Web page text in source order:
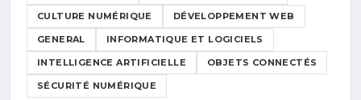
CULTURE NUMÉRIQUE DÉVELOPPEMENT WEB
GENERAL INFORMATIQUE ET LOGICIELS
INTELLIGENCE ARTIFICIELLE OBJETS CONNECTÉS
SÉCURITÉ NUMÉRIQUE